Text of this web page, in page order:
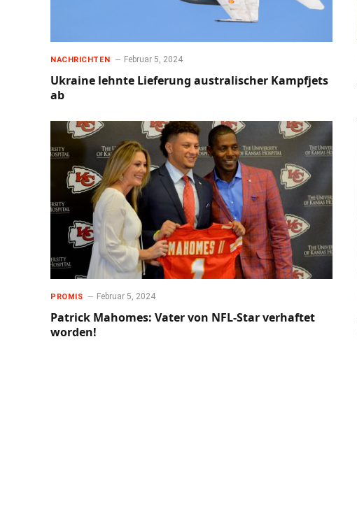
NACHRICHTEN Februar 5, 2024
Ukraine lehnte Lieferung australischer Kampfjets
ab
PROMIS Februar 5, 2024
Patrick Mahomes: Vater von NFL-Star verhaftet
worden!